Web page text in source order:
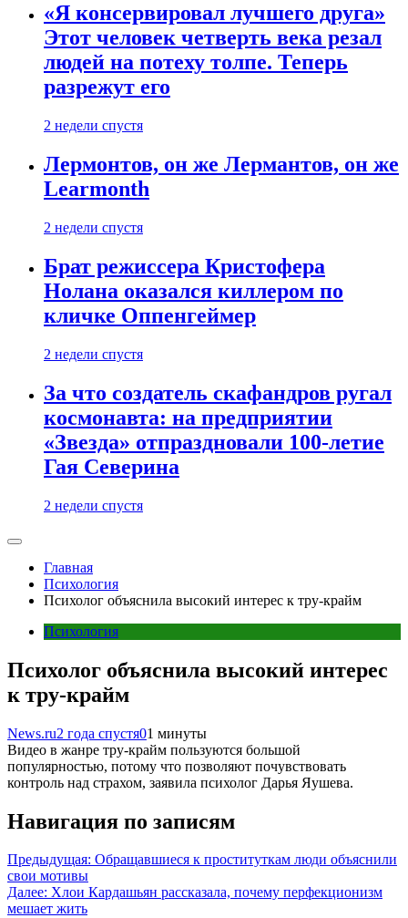
«Я консервировал лучшего друга»
Этот человек четверть века резал
людей на потеху толпе. Теперь
разрежут его
2 недели спустя
Лермонтов, он же Лермантов, он же
Learmonth
2 недели спустя
Брат режиссера Кристофера
Нолана оказался киллером по
кличке Оппенгеймер
2 недели спустя
За что создатель скафандров ругал
космонавта: на предприятии
«Звезда» отпраздновали 100-летие
Гая Северина
2 недели спустя
Главная
Психология
Психолог объяснила высокий интерес к тру-крайм
Психология
Психолог объяснила высокий интерес
к тру-крайм
News.ru2 года спустя01 минуты
Видео в жанре тру-крайм пользуются большой
популярностью, потому что позволяют почувствовать
контроль над страхом, заявила психолог Дарья Яушева.
Навигация по записям
Предыдущая: Обращавшиеся к проституткам люди объяснили
свои мотивы
Далее: Хлои Кардашьян рассказала, почему перфекционизм
мешает жить